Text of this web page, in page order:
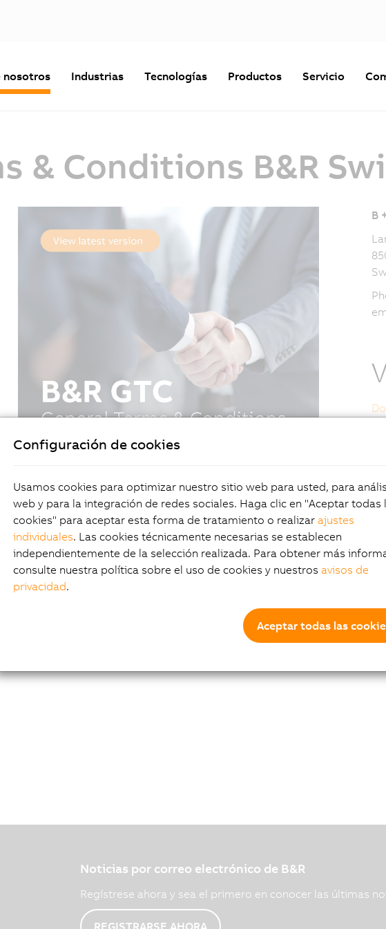
nosotros Industrias Tecnologías Productos Servicio
& Conditions B&R
B
Noticias por correo electrónico de B&R
Regístrese ahora y sea el primero en conocer las últimas
REGISTRARSE AHORA
Configuración de cookies
Usamos cookies para optimizar nuestro sitio web para usted, para
web y para la integración de redes sociales. Haga clic en "Aceptar todas
cookies" para aceptar esta forma de tratamiento o realizar ajustes
individuales. Las cookies técnicamente necesarias se establecen
independientemente de la selección realizada. Para obtener más
consulte nuestra política sobre el uso de cookies y nuestros avisos de
privacidad.
Aceptar todas las